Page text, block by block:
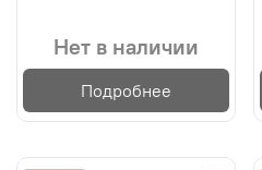
Нет в наличии
Подробнее